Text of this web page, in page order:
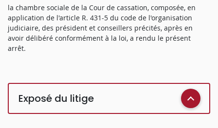
la chambre sociale de la Cour de cassation, composée, en
application de l'article R. 431-5 du code de l'organisation
judiciaire, des président et conseillers précités, après en
avoir délibéré conformément à la loi, a rendu le présent
arrêt.
Exposé du litige